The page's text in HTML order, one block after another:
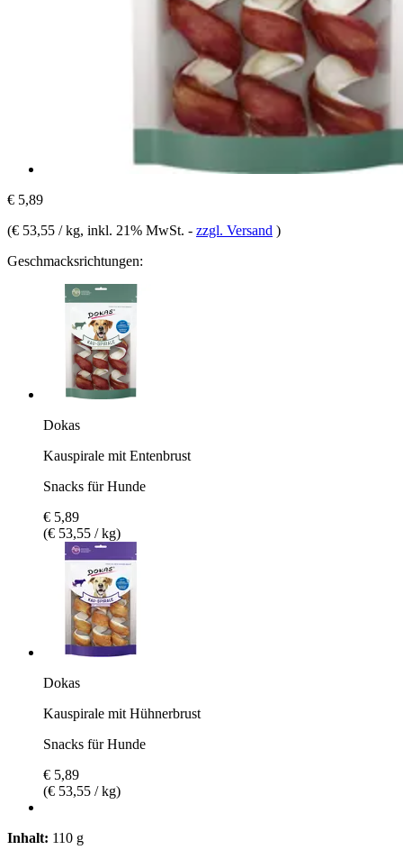
€ 5,89
(€ 53,55 / kg, inkl. 21% MwSt. - zzgl. Versand )
Geschmacksrichtungen:
Dokas
Kauspirale mit Entenbrust
Snacks für Hunde
€ 5,89
(€ 53,55 / kg)
Dokas
Kauspirale mit Hühnerbrust
Snacks für Hunde
€ 5,89
(€ 53,55 / kg)
Inhalt: 110 g